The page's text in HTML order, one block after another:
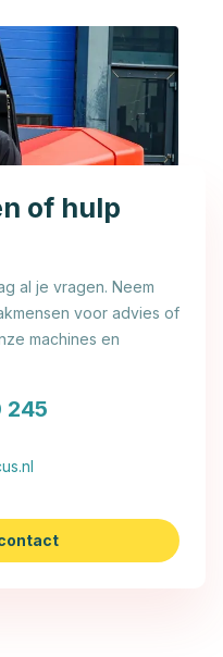
of hulp
al je vragen. Neem
voor advies of
machines en
245